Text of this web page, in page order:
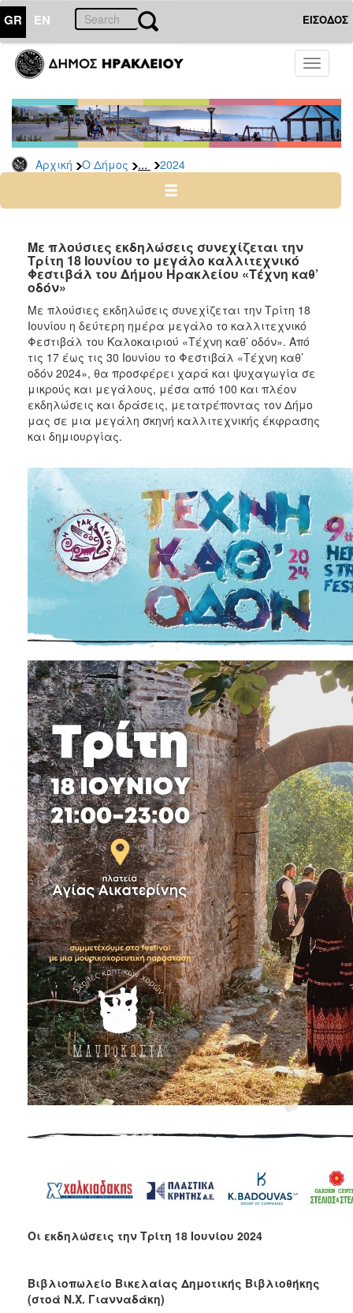
GR EN ΕΙΣΟΔΟΣ
Toggle
Αρχική Ο Δήμος ... 2024
ΔΗΜΟΣ
Δελτία
Τύπου
Αρχείο
2026
2024
2022
2021
2020
2019
2018
2017
2016
2015
2012
2011
2010
2006
ΤΟΠΟΣ
ΠΟΛΙΤΙΣΜΟΣ
ΑΝΘΕΚΤΙΚΗ
ΠΟΛΗ
Με πλούσιες εκδηλώσεις συνεχίζεται την
Τρίτη 18 Ιουνίου το μεγάλο καλλιτεχνικό
Φεστιβάλ του Δήμου Ηρακλείου «Τέχνη καθ’
οδόν»
Με πλούσιες εκδηλώσεις συνεχίζεται την Τρίτη 18
Ιουνίου η δεύτερη ημέρα μεγάλο το καλλιτεχνικό
Φεστιβάλ του Καλοκαιριού «Τέχνη καθ’ οδόν». Από
τις 17 έως τις 30 Ιουνίου το Φεστιβάλ «Τέχνη καθ’
οδόν 2024», θα προσφέρει χαρά και ψυχαγωγία σε
μικρούς και μεγάλους, μέσα από 100 και πλέον
εκδηλώσεις και δράσεις, μετατρέποντας τον Δήμο
μας σε μια μεγάλη σκηνή καλλιτεχνικής έκφρασης
και δημιουργίας.
Οι εκδηλώσεις την Τρίτη 18 Ιουνίου 2024
Βιβλιοπωλείο Βικελαίας Δημοτικής Βιβλιοθήκης
(στοά Ν.Χ. Γιανναδάκη)